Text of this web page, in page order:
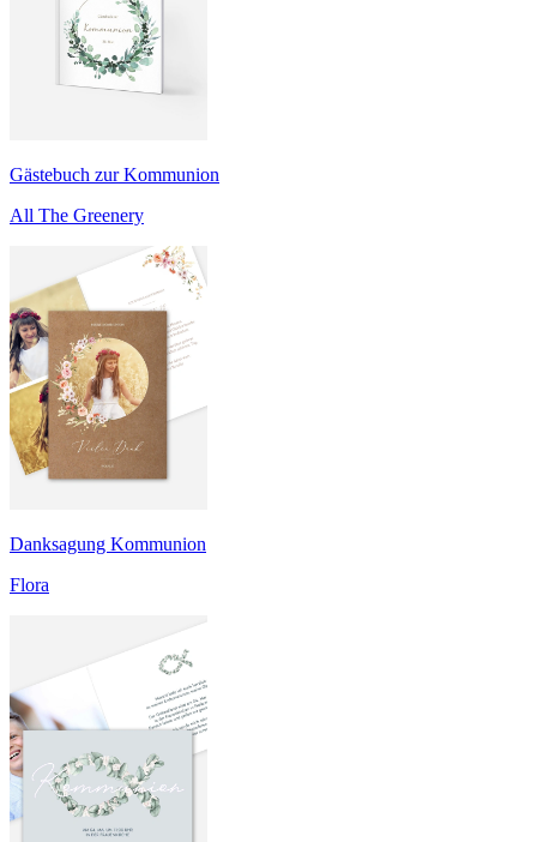
Gästebuch zur Kommunion
All The Greenery
Danksagung Kommunion
Flora